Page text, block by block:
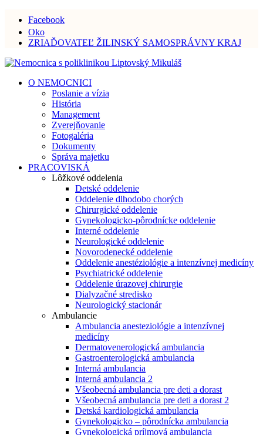
Facebook
Oko
ZRIAĎOVATEĽ ŽILINSKÝ SAMOSPRÁVNY KRAJ
O NEMOCNICI
Poslanie a vízia
História
Management
Zverejňovanie
Fotogaléria
Dokumenty
Správa majetku
PRACOVISKÁ
Lôžkové oddelenia
Detské oddelenie
Oddelenie dlhodobo chorých
Chirurgické oddelenie
Gynekologicko-pôrodnícke oddelenie
Interné oddelenie
Neurologické oddelenie
Novorodenecké oddelenie
Oddelenie anestéziológie a intenzívnej medicíny
Psychiatrické oddelenie
Oddelenie úrazovej chirurgie
Dialyzačné stredisko
Neurologický stacionár
Ambulancie
Ambulancia anesteziológie a intenzívnej
medicíny
Dermatovenerologická ambulancia
Gastroenterologická ambulancia
Interná ambulancia
Interná ambulancia 2
Všeobecná ambulancia pre deti a dorast
Všeobecná ambulancia pre deti a dorast 2
Detská kardiologická ambulancia
Gynekologicko – pôrodnícka ambulancia
Gynekologická príjmová ambulancia